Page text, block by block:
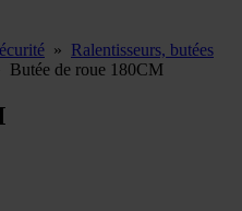
» Ralentisseurs, butées
Butée de roue 180CM